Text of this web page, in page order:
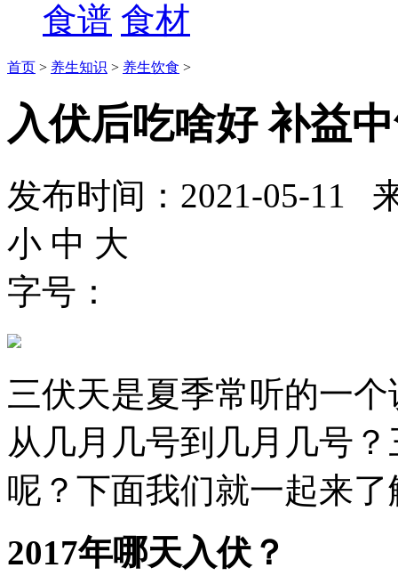
食谱 食材
首页 > 养生知识 > 养生饮食 >
入伏后吃啥好 补益
发布时间：2021-05-11
小 中 大
字号：
三伏天是夏季常听的一
从几月几号到几月几号
呢？下面我们就一起来了
2017年哪天入伏？